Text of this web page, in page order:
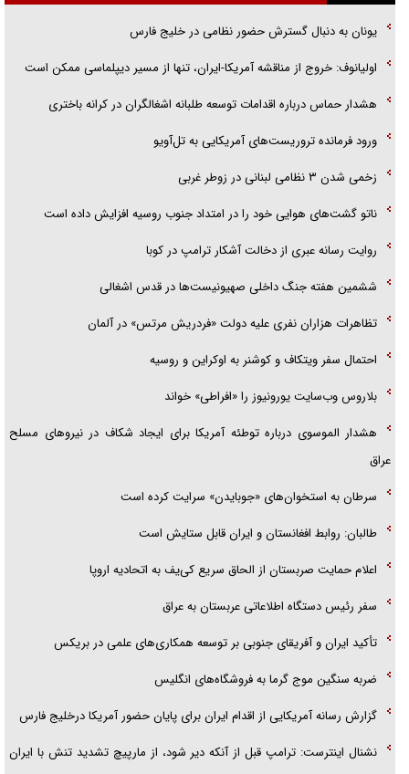
گفتگوی دکتر اخوان مدیرمسئول روزنامه جوان با برنامه تلویزیونی «نبرد
هرمز»
امام حسین (ع) کشته سیرت‌های عصر جاهلی شد
فریاد‌ها و ناله‌های دوستان مبارزدلم را آتش می‌زد
یونان به دنبال گسترش حضور نظامی در خلیج فارس
اولیانوف: خروج از مناقشه آمریکا-ایران، تنها از مسیر دیپلماسی ممکن است
هشدار حماس درباره اقدامات توسعه طلبانه اشغالگران در کرانه باختری
ورود فرمانده تروریست‌های آمریکایی به تل‌آویو
زخمی شدن ۳ نظامی لبنانی در زوطر غربی
ناتو گشت‌های هوایی خود را در امتداد جنوب روسیه افزایش داده است
روایت رسانه عبری از دخالت آشکار ترامپ در کوبا
ششمین هفته جنگ داخلی صهیونیست‌ها در قدس اشغالی
تظاهرات هزاران نفری علیه دولت «فردریش مرتس» در آلمان
احتمال سفر ویتکاف و کوشنر به اوکراین و روسیه
بلاروس وب‌سایت یورونیوز را «افراطی» خواند
هشدار الموسوی درباره توطئه آمریکا برای ایجاد شکاف در نیرو‌های مسلح
عراق
سرطان به استخوان‌های «جوبایدن» سرایت کرده است
طالبان: روابط افغانستان و ایران قابل ستایش است
اعلام حمایت صربستان از الحاق سریع کی‌یف به اتحادیه اروپا
سفر رئیس دستگاه اطلاعاتی عربستان به عراق
تأکید ایران و آفریقای جنوبی بر توسعه همکاری‌های علمی در بریکس
ضربه سنگین موج گرما به فروشگاه‌های انگلیس
گزارش رسانه آمریکایی از اقدام ایران برای پایان حضور آمریکا درخلیج فارس
نشنال اینترست: ترامپ قبل از آنکه دیر شود، از مارپیچ تشدید تنش با ایران